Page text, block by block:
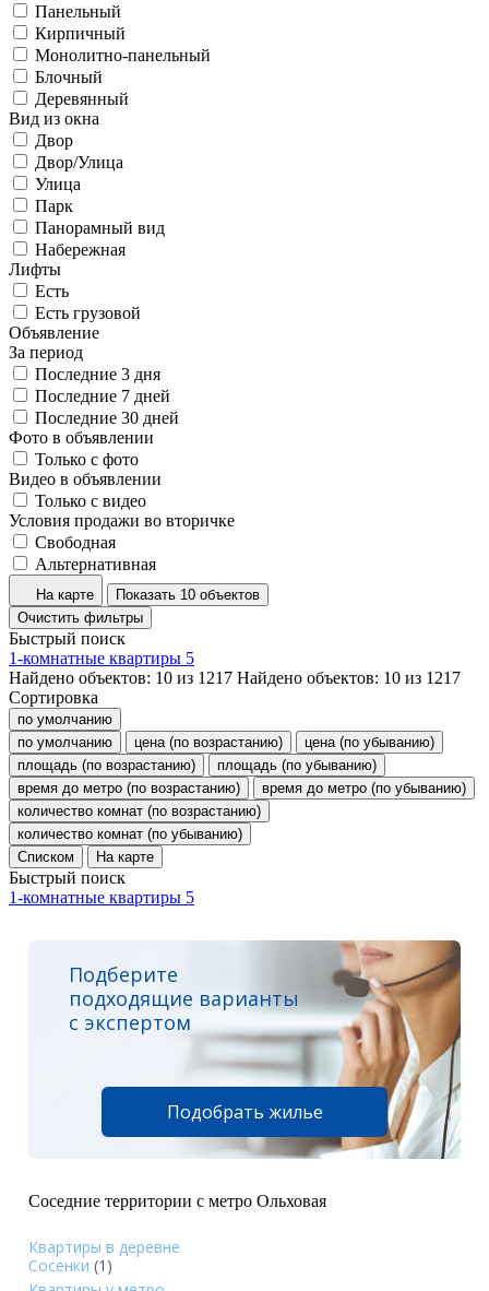
Панельный
Кирпичный
Монолитно-панельный
Блочный
Деревянный
Вид из окна
Двор
Двор/Улица
Улица
Парк
Панорамный вид
Набережная
Лифты
Есть
Есть грузовой
Объявление
За период
Последние 3 дня
Последние 7 дней
Последние 30 дней
Фото в объявлении
Только с фото
Видео в объявлении
Только с видео
Условия продажи во вторичке
Свободная
Альтернативная
На карте
Показать 10 объектов
Очистить фильтры
Быстрый поиск
1-комнатные квартиры 5
Найдено объектов: 10 из 1217 Найдено объектов: 10 из 1217
Сортировка
по умолчанию
по умолчанию
цена (по возрастанию)
цена (по убыванию)
площадь (по возрастанию)
площадь (по убыванию)
время до метро (по возрастанию)
время до метро (по убыванию)
количество комнат (по возрастанию)
количество комнат (по убыванию)
Списком
На карте
Быстрый поиск
1-комнатные квартиры 5
Подберите
подходящие варианты
с экспертом
Подобрать жилье
Соседние территории с метро Ольховая
Квартиры в деревне
Сосенки (1)